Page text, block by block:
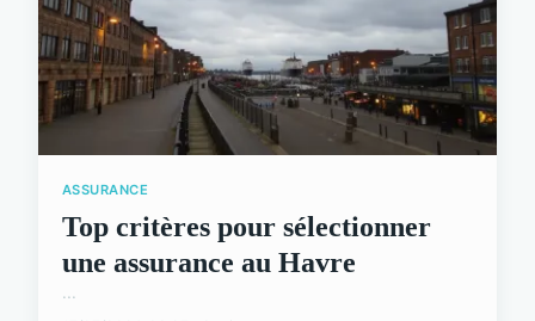
ASSURANCE
Top critères pour sélectionner
une assurance au Havre
...